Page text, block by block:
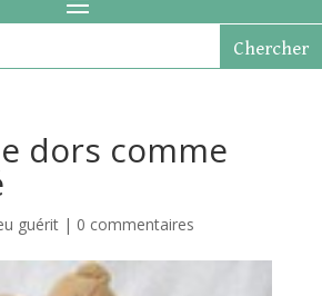
dors comme
guérit| 0 commentaires